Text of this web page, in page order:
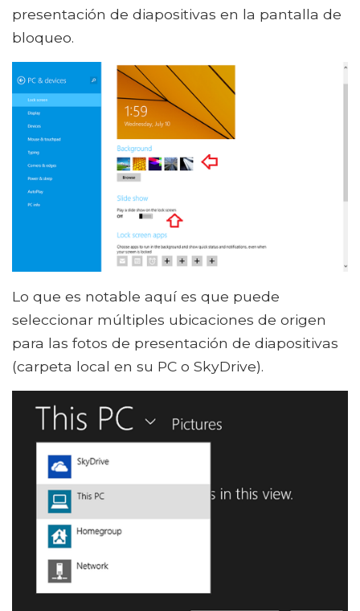
presentación de diapositivas en la pantalla de
bloqueo.
Lo que es notable aquí es que puede
seleccionar múltiples ubicaciones de origen
para las fotos de presentación de diapositivas
(carpeta local en su PC o SkyDrive).